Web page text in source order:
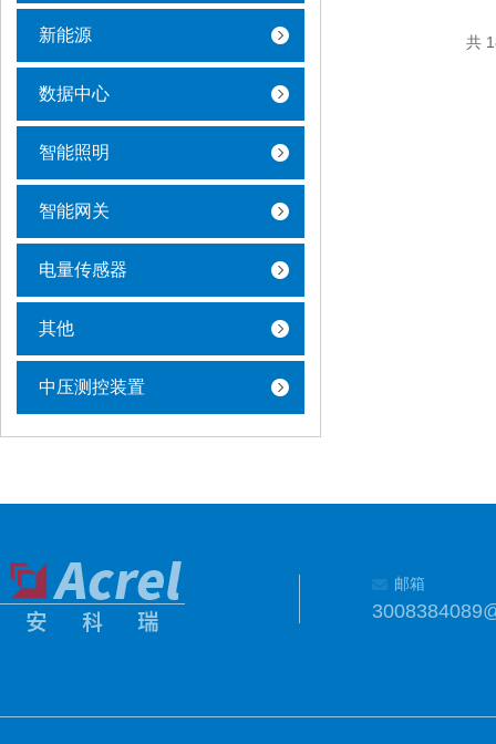
新能源
数据中心
智能照明
智能网关
电量传感器
其他
中压测控装置
共
邮箱